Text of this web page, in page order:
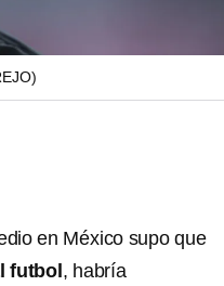
en México supo que
futbol , habría